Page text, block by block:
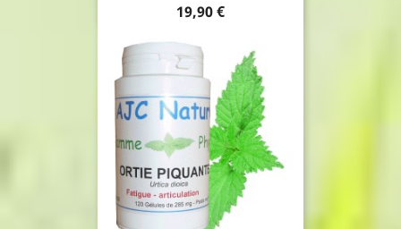
Prix
19,90 €